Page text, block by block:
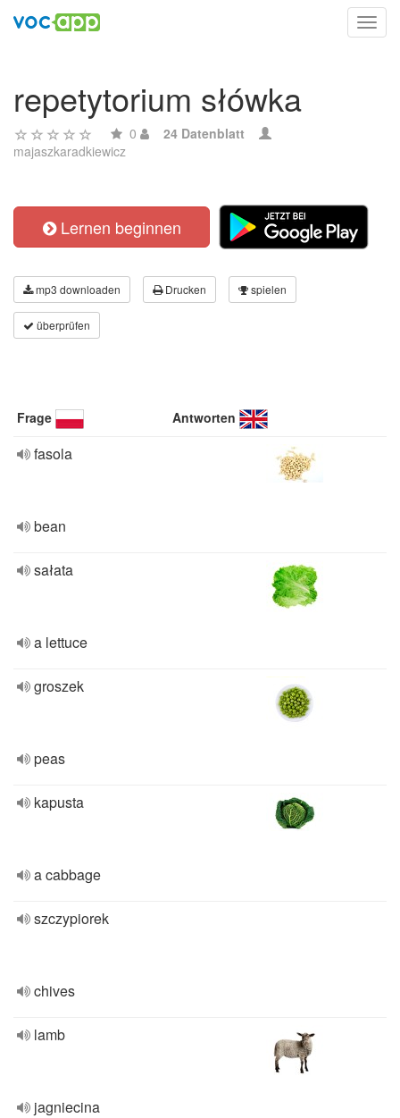
repetytorium słówka
0
24 Datenblatt
majaszkaradkiewicz
Lernen beginnen
mp3 downloaden Drucken spielen
überprüfen
Frage Antworten
fasola
bean
sałata
a lettuce
groszek
peas
kapusta
a cabbage
szczypiorek
chives
lamb
jagniecina